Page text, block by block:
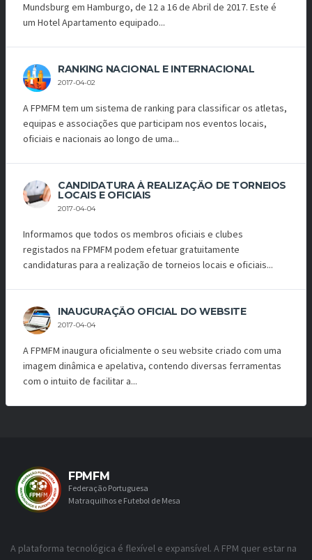
Mundsburg em Hamburgo, de 12 a 16 de Abril de 2017. Este é
um Hotel Apartamento equipado...
RANKING NACIONAL E INTERNACIONAL
2017-04-02
A FPMFM tem um sistema de ranking para classificar os atletas,
equipas e associações que participam nos eventos locais,
oficiais e nacionais ao longo de uma...
CANDIDATURA À REALIZAÇÃO DE TORNEIOS
LOCAIS E OFICIAIS
2017-04-04
Informamos que todos os membros oficiais e clubes
registados na FPMFM podem efetuar gratuitamente
candidaturas para a realização de torneios locais e oficiais...
INAUGURAÇÃO OFICIAL DO WEBSITE
2017-04-04
A FPMFM inaugura oficialmente o seu website criado com uma
imagem dinâmica e apelativa, contendo diversas ferramentas
com o intuito de facilitar a...
FPMFM
Federação Portuguesa
Matraquilhos e Futebol de Mesa
A plataforma tecnológica é flexível e expansível. A FPM quer estar na